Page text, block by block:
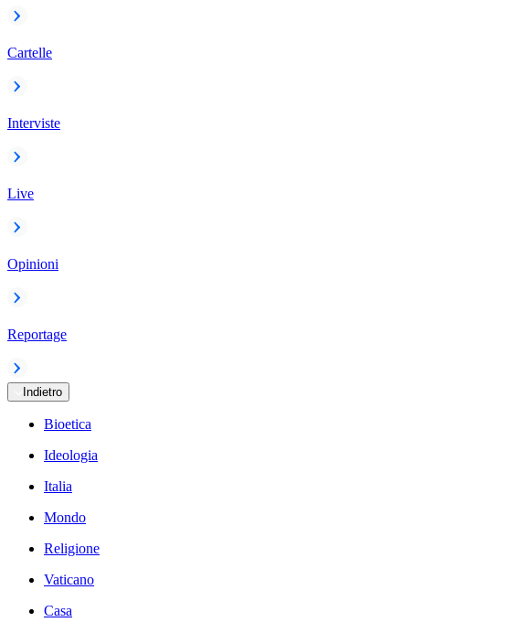
Cartelle
Interviste
Live
Opinioni
Reportage
Indietro
Bioetica
Ideologia
Italia
Mondo
Religione
Vaticano
Casa